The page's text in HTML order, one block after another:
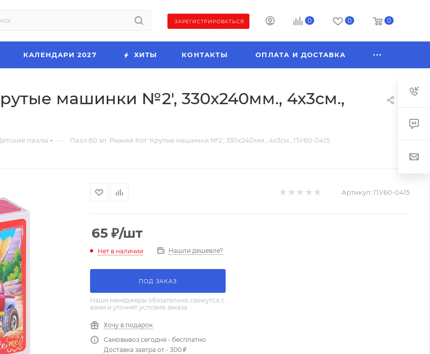
ЗАРЕГИСТРИРОВАТЬСЯ 0 0 0
КАЛЕНДАРИ 2027 ХИТЫ КОНТАКТЫ ОПЛАТА И ДОСТАВКА
машинки №2', 330х240мм., 4х3см.,
пазлы — Пазл 60 эл. Рыжий Кот 'Крутые машинки №2', 330х240мм., 4х3см., ПУ60-0415
Артикул: ПУ60-0415
65 ₽/шт
Нет в наличии Нашли дешевле?
ПОД ЗАКАЗ
Наши менеджеры обязательно свяжутся с
вами и уточнят условия заказа
Хочу в подарок
Самовывоз сегодня - бесплатно
Доставка завтра от - 300 ₽